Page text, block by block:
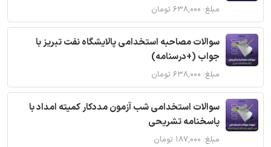
مبلغ: ۶۳۸,۰۰۰ تومان
سوالات مصاحبه استخدامی پالایشگاه نفت تبریز با
جواب (+درسنامه)
مبلغ: ۶۳۸,۰۰۰ تومان
سوالات استخدامی شب آزمون مددکار کمیته امداد با
پاسخنامه تشریحی
مبلغ: ۱۸۷,۰۰۰ تومان